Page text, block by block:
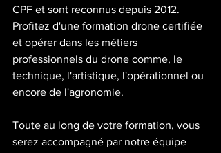
CPF et sont reconnus depuis 2012.
Profitez d'une formation drone certifiée
et opérer dans les métiers
professionnels du drone comme, le
technique, l'artistique, l'opérationnel ou
encore de l'agronomie.
Toute au long de votre formation, vous
serez accompagné par notre équipe